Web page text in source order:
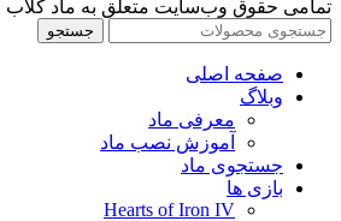
تمامی حقوق وب‌سایت متعلق به ماد کلاب
جستجو
صفحه اصلی
وبلاگ
معرفی ماد
آموزش نصب ماد
جستجوی ماد
بازی ها
Hearts of Iron IV